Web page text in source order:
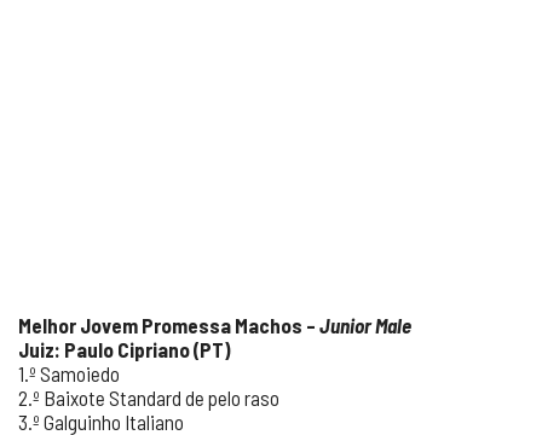
Melhor Jovem Promessa Machos – Junior Male
Juiz: Paulo Cipriano (PT)
1.º Samoiedo
2.º Baixote Standard de pelo raso
3.º Galguinho Italiano